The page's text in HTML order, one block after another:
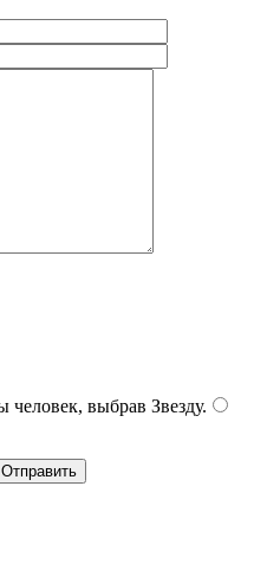
человек, выбрав Звезду.